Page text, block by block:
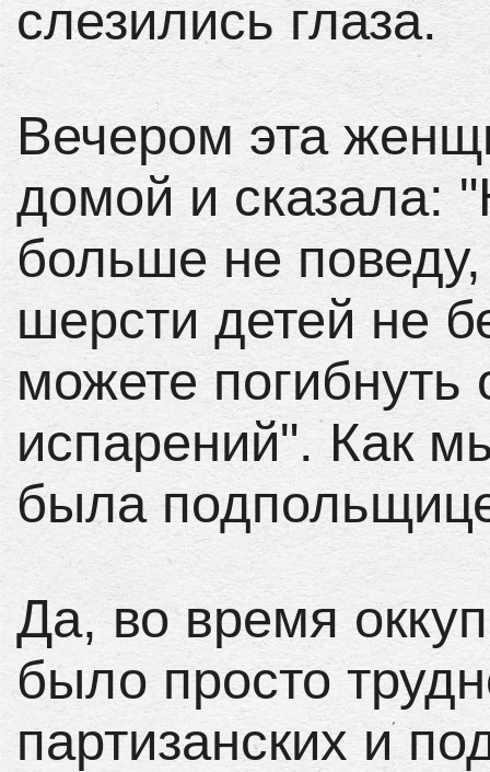
слезились глаза.
Вечером эта
домой и сказала:
больше не
шерсти детей не
можете погибнуть
испарений". Как
была
Да, во время
было просто
партизанских и